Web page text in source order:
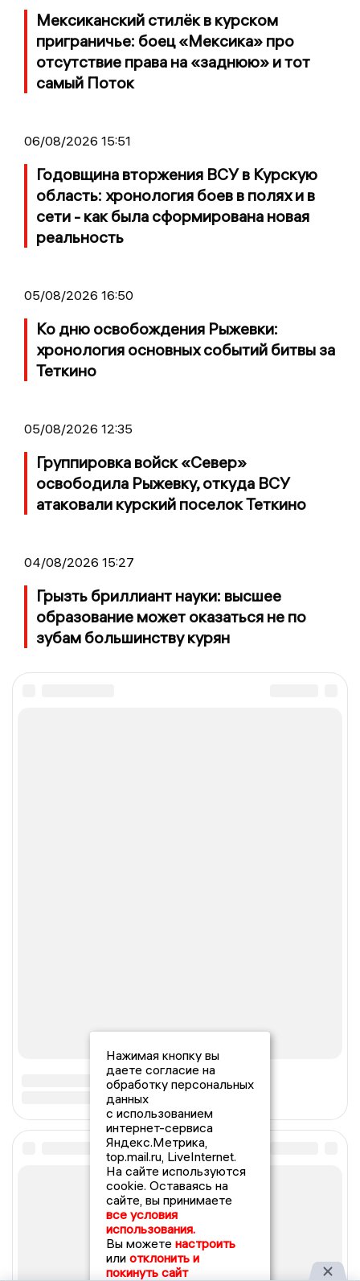
Мексиканский стилёк в курском
приграничье: боец «Мексика» про
отсутствие права на «заднюю» и тот
самый Поток
06/08/2026 15:51
Годовщина вторжения ВСУ в Курскую
область: хронология боев в полях и в
сети - как была сформирована новая
реальность
05/08/2026 16:50
Ко дню освобождения Рыжевки:
хронология основных событий битвы за
Теткино
05/08/2026 12:35
Группировка войск «Север»
освободила Рыжевку, откуда ВСУ
атаковали курский поселок Теткино
04/08/2026 15:27
Грызть бриллиант науки: высшее
образование может оказаться не по
зубам большинству курян
Нажимая кнопку вы
даете согласие на
обработку персональных
данных
с использованием
интернет-сервиса
Яндекс.Метрика,
top.mail.ru, LiveInternet.
На сайте используются
cookie. Оставаясь на
сайте, вы принимаете
все условия
использования.
Вы можете настроить
или отклонить и
покинуть сайт